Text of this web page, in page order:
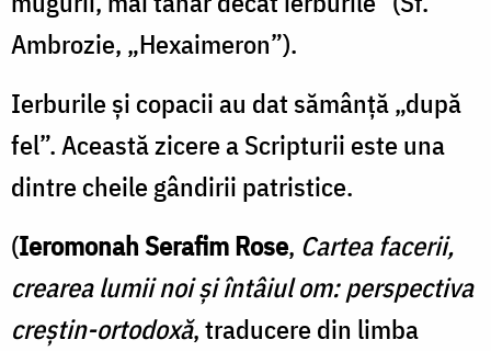
Ambrozie, „Hexaimeron”).
Ierburile şi copacii au dat sămânţă „după
fel”. Această zicere a Scripturii este una
dintre cheile gândirii patristice.
(Ieromonah Serafim Rose, Cartea facerii,
crearea lumii noi și întâiul om: perspectiva
creștin-ortodoxă, traducere din limba